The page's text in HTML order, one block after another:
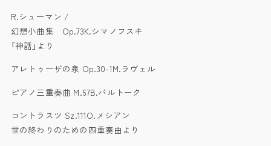
R.シューマン /
幻想小曲集 Op.73K.シマノフスキ
「神話」より
アレトゥーザの泉 Op.30-1M.ラヴェル
ピアノ三重奏曲 M.67B.バルトーク
コントラスツ Sz.111O.メシアン
世の終わりのための四重奏曲より